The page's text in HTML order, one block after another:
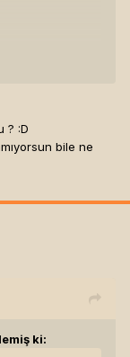
? :D
bile ne
ki: